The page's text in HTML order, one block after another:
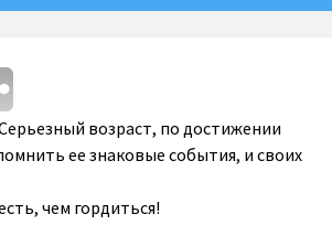
возраст, по достижении
ее знаковые события, и своих
чем гордиться!